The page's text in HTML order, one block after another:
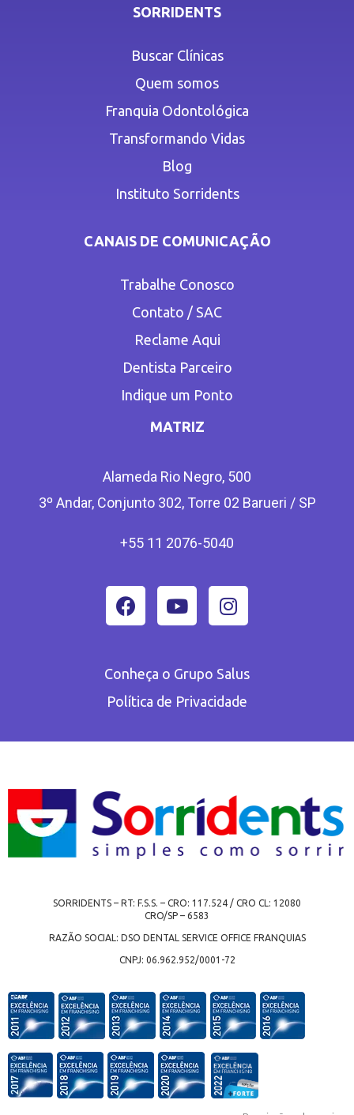
SORRIDENTS
Buscar Clínicas
Quem somos
Franquia Odontológica
Transformando Vidas
Blog
Instituto Sorridents
CANAIS DE COMUNICAÇÃO
Trabalhe Conosco
Contato / SAC
Reclame Aqui
Dentista Parceiro
Indique um Ponto
MATRIZ
Alameda Rio Negro, 500
3º Andar, Conjunto 302, Torre 02 Barueri / SP
+55 11 2076-5040
Conheça o Grupo Salus
Política de Privacidade
SORRIDENTS – RT: F.S.S. – CRO: 117.524 / CRO CL: 12080
CRO/SP – 6583
RAZÃO SOCIAL: DSO DENTAL SERVICE OFFICE FRANQUIAS
CNPJ: 06.962.952/0001-72